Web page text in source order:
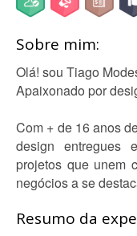
Sobre mim:
Olá! sou Tiago
Apaixonado por
Com + de 16 anos
design entregues
projetos que unem
negócios a se
Resumo da